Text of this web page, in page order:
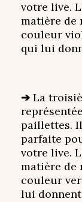
votre live.
matière de
couleur
qui lui
➔ La
paillettes.
parfaite
votre live.
matière de
couleur
lui